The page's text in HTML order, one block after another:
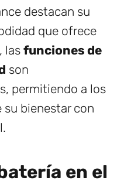
destacan su
que ofrece
las funciones de
son
permitiendo a los
bienestar con
en el